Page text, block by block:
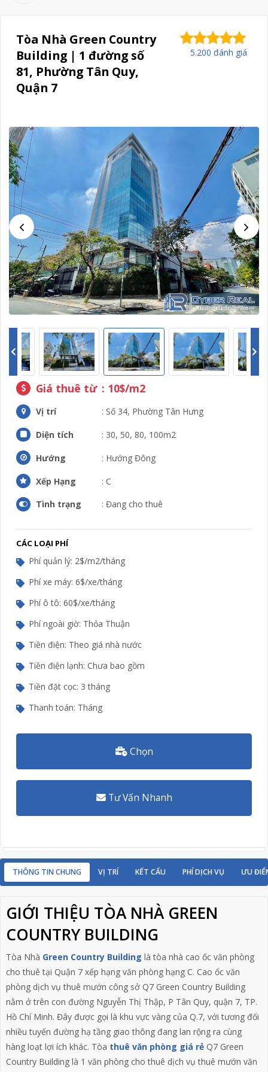
Tòa Nhà Green Country
Building | 1 đường số
81, Phường Tân Quy,
Quận 7
5.200 đánh giá
Giá thuê từ : 10$/m2
Vị trí : Số 34, Phường Tân Hưng
Diện tích : 30, 50, 80, 100m2
Hướng : Hướng Đông
Xếp Hạng : C
Tình trạng : Đang cho thuê
CÁC LOẠI PHÍ
Phí quản lý: 2$/m2/tháng
Phí xe máy: 6$/xe/tháng
Phí ô tô: 60$/xe/tháng
Phí ngoài giờ: Thỏa Thuận
Tiền điện: Theo giá nhà nước
Tiền điện lạnh: Chưa bao gồm
Tiền đặt cọc: 3 tháng
Thanh toán: Tháng
Chọn
Tư Vấn Nhanh
THÔNG TIN CHUNG VỊ TRÍ KẾT CẤU PHÍ DỊCH VỤ ƯU
GIỚI THIỆU TÒA NHÀ GREEN
COUNTRY BUILDING
Tòa Nhà Green Country Building là tòa nhà cao ốc văn phòng
cho thuê tại Quận 7 xếp hạng văn phòng hạng C. Cao ốc văn
phòng dịch vụ thuê mướn công sở Q7 Green Country Building
nằm ở trên con đường Nguyễn Thị Thập, P Tân Quy, quận 7, TP.
Hồ Chí Minh. Đây được gọi là khu vực vàng của Q.7, với tương đối
nhiều tuyến đường hạ tầng giao thông đang lan rộng ra cùng
hàng loạt lợi ích khác. Tòa thuê văn phòng giá rẻQ7 Green
Country Building là 1 văn phòng cho thuê dịch vụ thuê mướn văn